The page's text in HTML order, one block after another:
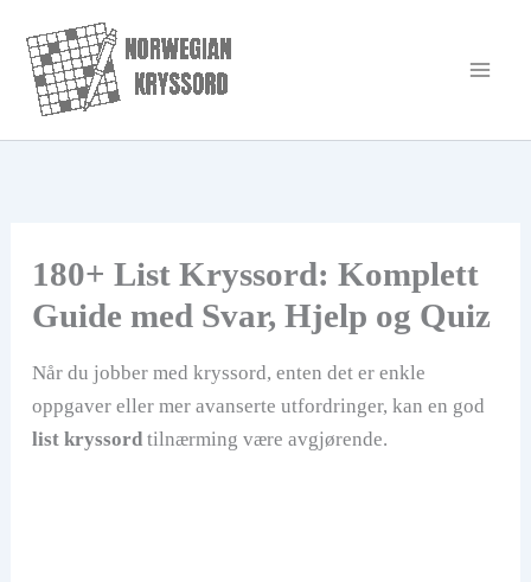
rett
innholdet
180+ List Kryssord: Komplett
Guide med Svar, Hjelp og Quiz
Når du jobber med kryssord, enten det er enkle
oppgaver eller mer avanserte utfordringer, kan en god
list kryssordtilnærming være avgjørende.